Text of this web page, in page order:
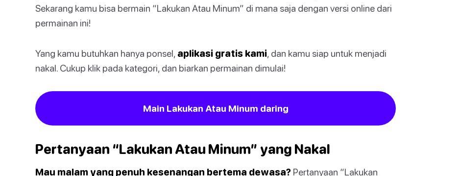
Sekarang kamu bisa bermain “Lakukan Atau Minum” di mana saja dengan versi online dari
permainan ini!
Yang kamu butuhkan hanya ponsel, aplikasi gratis kami, dan kamu siap untuk menjadi
nakal. Cukup klik pada kategori, dan biarkan permainan dimulai!
Main Lakukan Atau Minum daring
Pertanyaan “Lakukan Atau Minum” yang Nakal
Mau malam yang penuh kesenangan bertema dewasa? Pertanyaan “Lakukan